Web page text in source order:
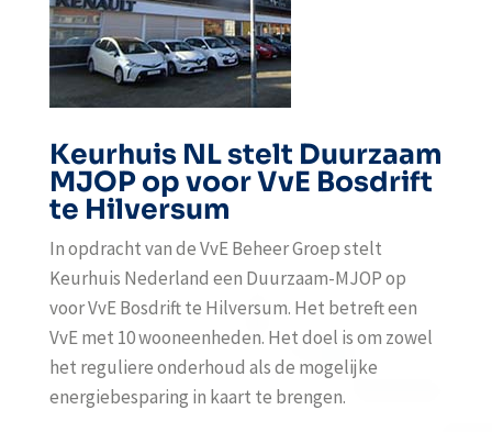
Keurhuis NL stelt Duurzaam
MJOP op voor VvE Bosdrift
te Hilversum
In opdracht van de VvE Beheer Groep stelt
Keurhuis Nederland een Duurzaam-MJOP op
voor VvE Bosdrift te Hilversum. Het betreft een
VvE met 10 wooneenheden. Het doel is om zowel
het reguliere onderhoud als de mogelijke
energiebesparing in kaart te brengen.